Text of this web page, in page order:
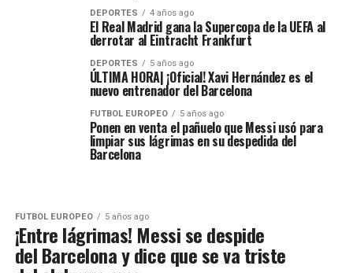
DEPORTES 4 años ago
El Real Madrid gana la Supercopa de la UEFA al
derrotar al Eintracht Frankfurt
DEPORTES 5 años ago
ÚLTIMA HORA| ¡Oficial! Xavi Hernández es el
nuevo entrenador del Barcelona
FUTBOL EUROPEO 5 años ago
Ponen en venta el pañuelo que Messi usó para
limpiar sus lágrimas en su despedida del
Barcelona
FUTBOL EUROPEO 5 años ago
¡Entre lágrimas! Messi se despide
del Barcelona y dice que se va triste